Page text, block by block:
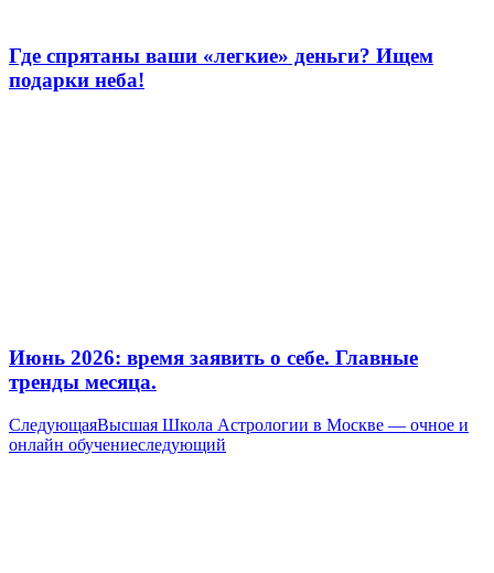
Где спрятаны ваши «легкие» деньги? Ищем
подарки неба!
Июнь 2026: время заявить о себе. Главные
тренды месяца.
СледующаяВысшая Школа Астрологии в Москве — очное и
онлайн обучениеследующий